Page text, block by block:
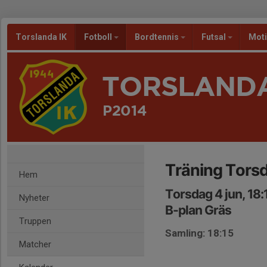
Torslanda IK Fotboll Bordtennis Futsal
P2014
Hem
Nyheter
Truppen
Matcher
Träning
Torsdag 4 jun,
B-plan Gräs
Samling: 18:15